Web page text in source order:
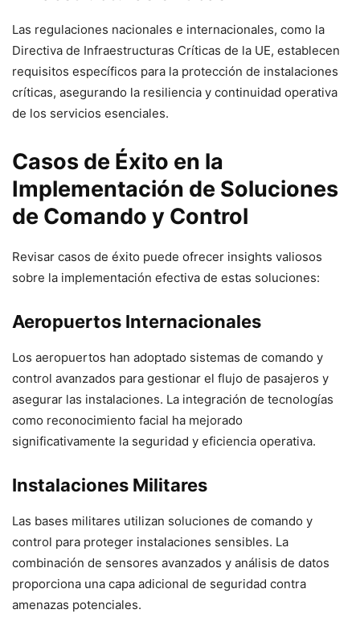
Las regulaciones nacionales e internacionales, como la
Directiva de Infraestructuras Críticas de la UE, establecen
requisitos específicos para la protección de instalaciones
críticas, asegurando la resiliencia y continuidad operativa
de los servicios esenciales.
Casos de Éxito en la
Implementación de Soluciones
de Comando y Control
Revisar casos de éxito puede ofrecer insights valiosos
sobre la implementación efectiva de estas soluciones:
Aeropuertos Internacionales
Los aeropuertos han adoptado sistemas de comando y
control avanzados para gestionar el flujo de pasajeros y
asegurar las instalaciones. La integración de tecnologías
como reconocimiento facial ha mejorado
significativamente la seguridad y eficiencia operativa.
Instalaciones Militares
Las bases militares utilizan soluciones de comando y
control para proteger instalaciones sensibles. La
combinación de sensores avanzados y análisis de datos
proporciona una capa adicional de seguridad contra
amenazas potenciales.